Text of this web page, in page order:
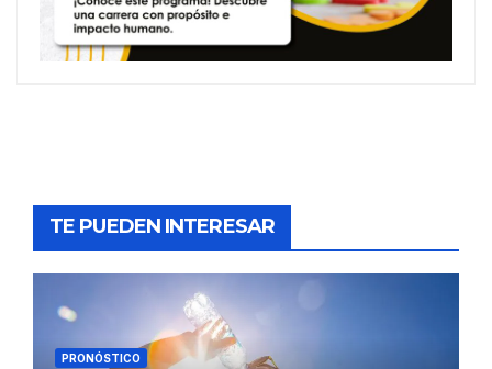
TE PUEDEN INTERESAR
PRONÓSTICO